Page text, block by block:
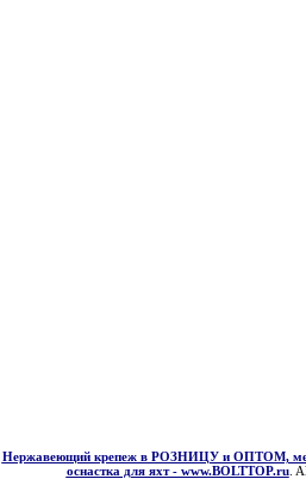
Нержавеющий крепеж в РОЗНИЦУ и ОПТОМ,
оснастка для яхт - www.BOLTTOP.ru.